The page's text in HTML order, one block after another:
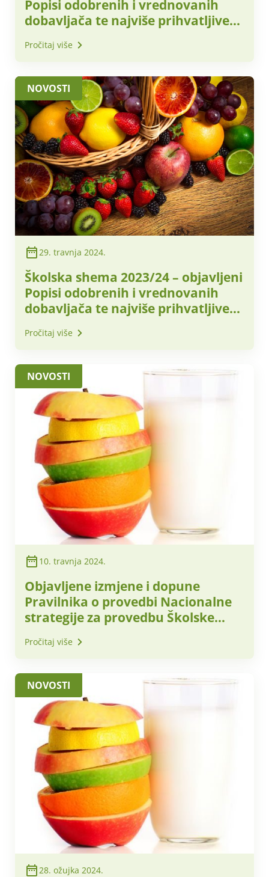
Popisi odobrenih i vrednovanih
dobavljača te najviše prihvatljive
razdoblje – lipanj 2024. godine
Pročitaj više
NOVOSTI
29. travnja 2024.
Školska shema 2023/24 – objavljeni
Popisi odobrenih i vrednovanih
dobavljača te najviše prihvatljive
razdoblje – svibanj 2024. godine
Pročitaj više
NOVOSTI
10. travnja 2024.
Objavljene izmjene i dopune
Pravilnika o provedbi Nacionalne
strategije za provedbu Školske
mliječnih proizvoda od školske
godine 2023./2024. do školske
godine 2028./2029.
Pročitaj više
NOVOSTI
28. ožujka 2024.